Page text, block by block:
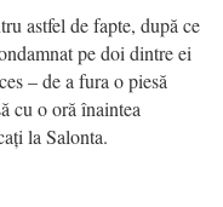
astfel de fapte, după ce
pe doi dintre ei
– de a fura o piesă
cu o oră înaintea
la Salonta.